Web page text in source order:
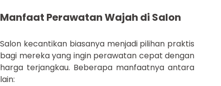
Manfaat Perawatan Wajah di Salon
Salon kecantikan biasanya menjadi pilihan praktis
bagi mereka yang ingin perawatan cepat dengan
harga terjangkau. Beberapa manfaatnya antara
lain: